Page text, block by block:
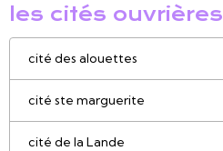
les cités ouvrières
cité des alouettes
cité ste marguerite
cité de la Lande